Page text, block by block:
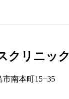
クリニック
市南本町15−35